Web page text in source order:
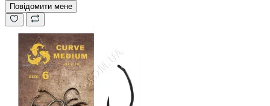
Повідомити мене